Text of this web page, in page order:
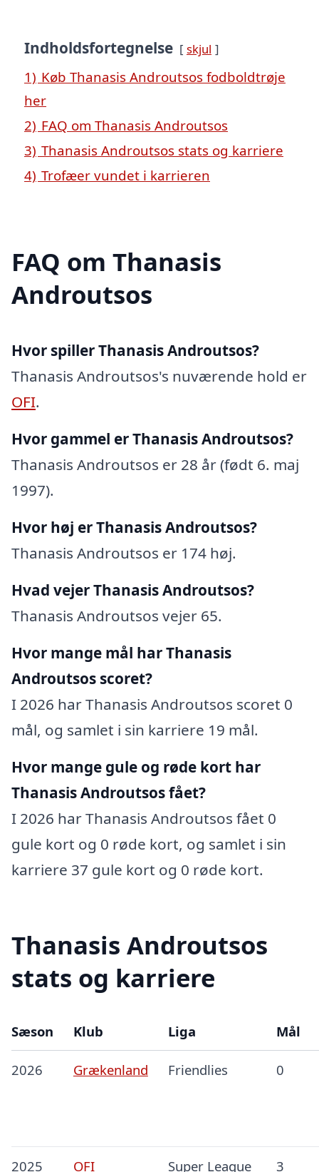
Indholdsfortegnelse skjul
1) Køb Thanasis Androutsos fodboldtrøje
her
2) FAQ om Thanasis Androutsos
3) Thanasis Androutsos stats og karriere
4) Trofæer vundet i karrieren
FAQ om Thanasis
Androutsos
Hvor spiller Thanasis Androutsos?
Thanasis Androutsos's nuværende hold er
OFI.
Hvor gammel er Thanasis Androutsos?
Thanasis Androutsos er 28 år (født 6. maj
1997).
Hvor høj er Thanasis Androutsos?
Thanasis Androutsos er 174 høj.
Hvad vejer Thanasis Androutsos?
Thanasis Androutsos vejer 65.
Hvor mange mål har Thanasis
Androutsos scoret?
I 2026 har Thanasis Androutsos scoret 0
mål, og samlet i sin karriere 19 mål.
Hvor mange gule og røde kort har
Thanasis Androutsos fået?
I 2026 har Thanasis Androutsos fået 0
gule kort og 0 røde kort, og samlet i sin
karriere 37 gule kort og 0 røde kort.
Thanasis Androutsos
stats og karriere
Sæson Klub Liga Mål
2026 Grækenland Friendlies 0
2025 OFI Super League 3